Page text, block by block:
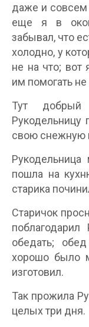
даже и совсем
еще я в
забывал, что
холодно, у
не на что; вот
им помогать
Тут добрый
Рукодельницу
свою снежную
пошла на
старика
Старичок
обедать;
хорошо было
изготовил.
Так прожила
целых три дня.